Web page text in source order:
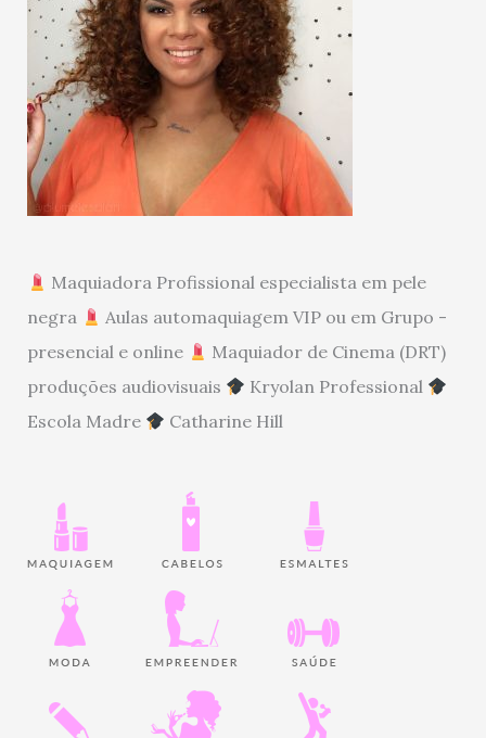
Maquiadora Profissional especialista em pele
negra
Aulas automaquiagem VIP ou em Grupo -
presencial e online
Maquiador de Cinema (DRT)
produções audiovisuais
Kryolan Professional
Escola Madre
Catharine Hill